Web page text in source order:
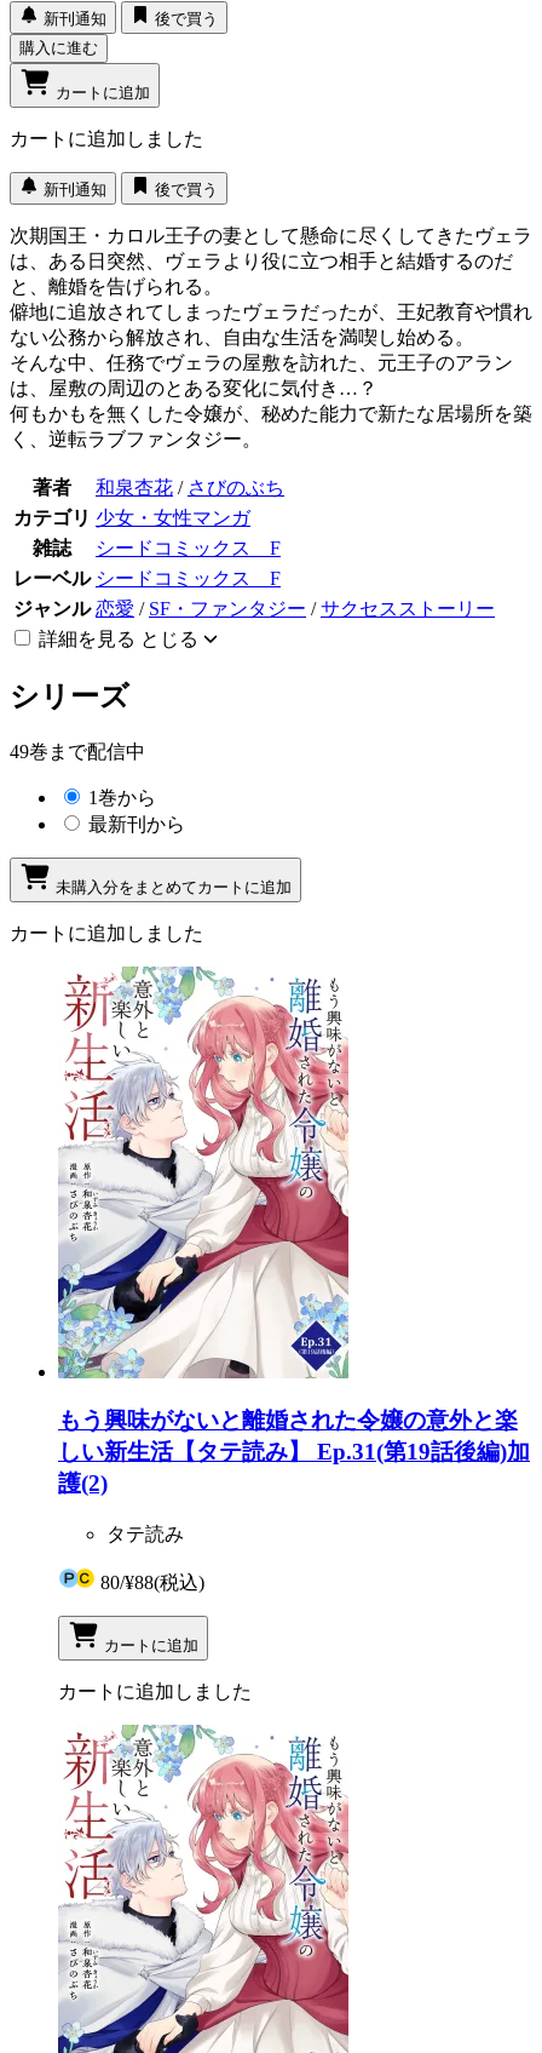
新刊通知
後で買う
購入に進む
カートに追加
カートに追加しました
新刊通知 後で買う
次期国王・カロル王子の妻として懸命に尽くしてきたヴェラ
は、ある日突然、ヴェラより役に立つ相手と結婚するのだ
と、離婚を告げられる。
僻地に追放されてしまったヴェラだったが、王妃教育や慣れ
ない公務から解放され、自由な生活を満喫し始める。
そんな中、任務でヴェラの屋敷を訪れた、元王子のアラン
は、屋敷の周辺のとある変化に気付き…？
何もかもを無くした令嬢が、秘めた能力で新たな居場所を築
く、逆転ラブファンタジー。
著者 和泉杏花 / さびのぶち
カテゴリ 少女・女性マンガ
雑誌
シードコミックス F
レーベル シードコミックス F
ジャンル 恋愛 / SF・ファンタジー /サクセスストーリー
詳細を見る とじる
シリーズ
49巻まで配信中
1巻から
最新刊から
未購入分をまとめてカートに追加
カートに追加しました
もう興味がないと離婚された令嬢の意外と楽
しい新生活【タテ読み】 Ep.31(第19話後編)加
護(2)
タテ読み
80/¥88(税込)
カートに追加
カートに追加しました